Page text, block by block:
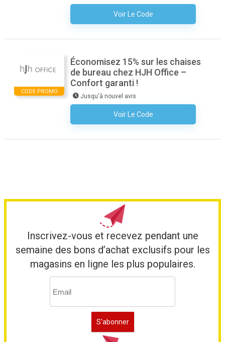
Voir Le Code
Aucun Code N'est Nécessaire
CODE PROMO
Économisez 15% sur les chaises
de bureau chez HJH Office –
Confort garanti !
Jusqu'à nouvel avis
Voir Le Code
Aucun Code N'est Nécessaire
Inscrivez-vous et recevez pendant une
semaine des bons d’achat exclusifs pour les
magasins en ligne les plus populaires.